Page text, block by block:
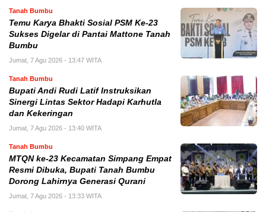
Tanah Bumbu
Temu Karya Bhakti Sosial PSM Ke-23
Sukses Digelar di Pantai Mattone Tanah
Bumbu
Jumat, 7 Agu 2026 - 13:47 WITA
Tanah Bumbu
Bupati Andi Rudi Latif Instruksikan
Sinergi Lintas Sektor Hadapi Karhutla
dan Kekeringan
Jumat, 7 Agu 2026 - 13:40 WITA
Tanah Bumbu
MTQN ke-23 Kecamatan Simpang Empat
Resmi Dibuka, Bupati Tanah Bumbu
Dorong Lahirnya Generasi Qurani
Jumat, 7 Agu 2026 - 13:33 WITA